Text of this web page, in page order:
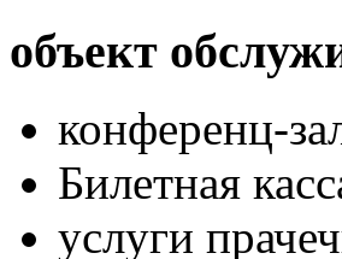
объект
конференц-
Билетная
услуги